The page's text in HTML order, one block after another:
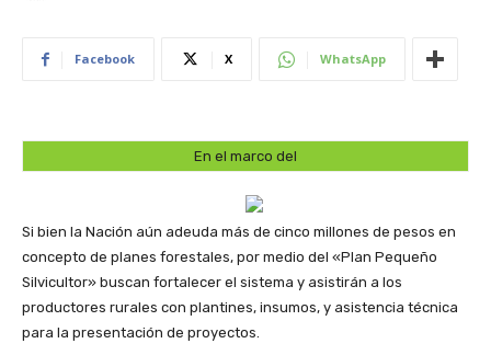
Facebook X WhatsApp
En el marco del
Si bien la Nación aún adeuda más de cinco millones de pesos en
concepto de planes forestales, por medio del «Plan Pequeño
Silvicultor» buscan fortalecer el sistema y asistirán a los
productores rurales con plantines, insumos, y asistencia técnica
para la presentación de proyectos.